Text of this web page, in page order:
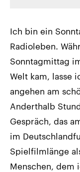
Ich bin ein
Radioleben.
Sonntagmittag
Welt kam, lasse
angehen am
Anderthalb
Gespräch, das
im
Spielfilmlänge
Menschen, dem